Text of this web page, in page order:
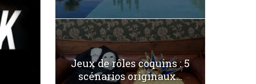
Jeux de rôles coquins : 5
scénarios originaux...